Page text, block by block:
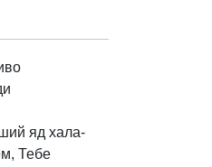
яд хала-
Тебе